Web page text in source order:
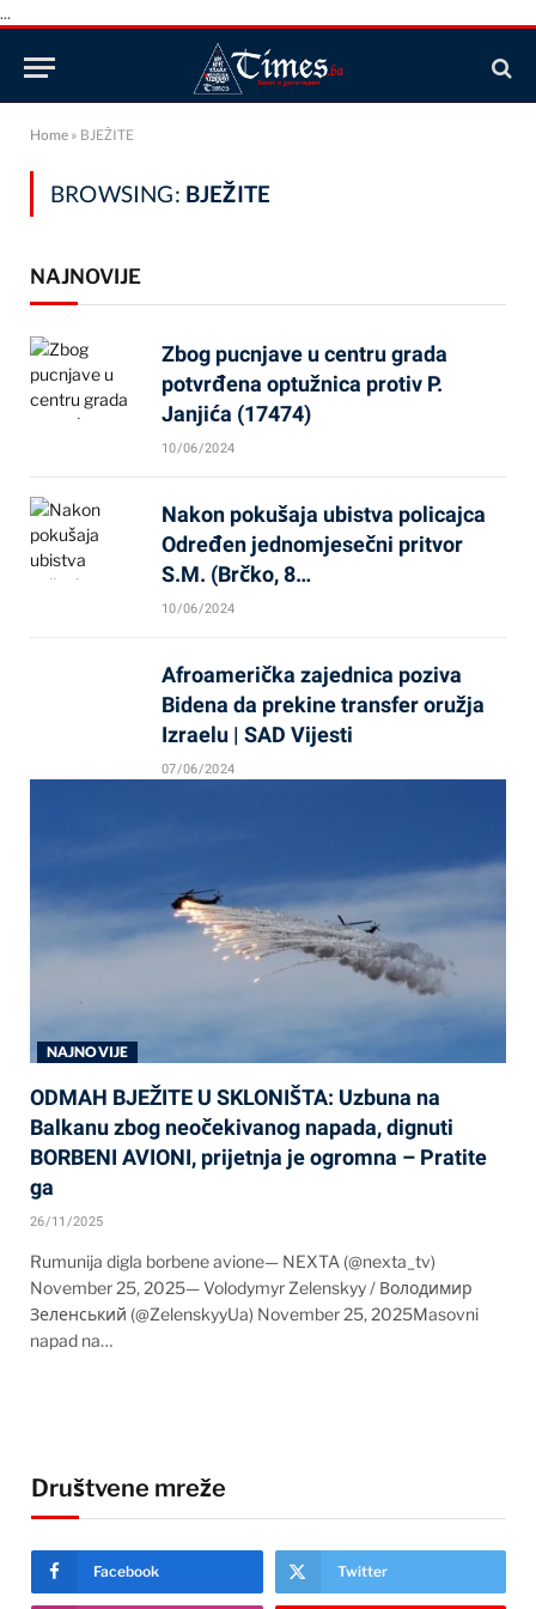
...
Home » BJEŽITE
BROWSING: BJEŽITE
NAJNOVIJE
Zbog pucnjave u centru grada
potvrđena optužnica protiv P.
Janjića (17474)
10/06/2024
Nakon pokušaja ubistva policajca
Određen jednomjesečni pritvor
S.M. (Brčko, 8…
10/06/2024
Afroamerička zajednica poziva
Bidena da prekine transfer oružja
Izraelu | SAD Vijesti
07/06/2024
NAJNOVIJE
ODMAH BJEŽITE U SKLONIŠTA: Uzbuna na
Balkanu zbog neočekivanog napada, dignuti
BORBENI AVIONI, prijetnja je ogromna – Pratite
ga
26/11/2025
Rumunija digla borbene avione— NEXTA (@nexta_tv)
November 25, 2025— Volodymyr Zelenskyy / Володимир
Зеленський (@ZelenskyyUa) November 25, 2025Masovni
napad na…
Društvene mreže
Facebook Twitter